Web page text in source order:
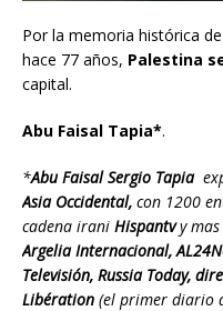
Por la memoria histórica
hace 77 años, Palestina
capital.
Abu Faisal Tapia*.
*Abu Faisal Sergio Tapia
Asia Occidental, con 1200
cadena irani Hispantvy mas
Argelia Internacional,
Televisión, Russia Today,
Libération (el primer diario